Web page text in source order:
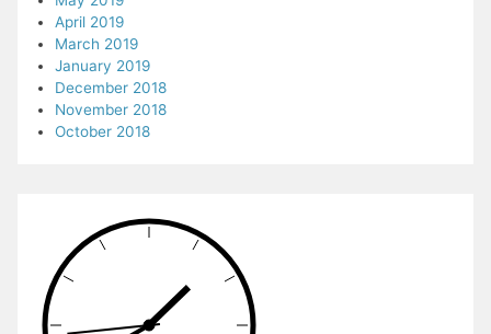
April 2019
March 2019
January 2019
December 2018
November 2018
October 2018